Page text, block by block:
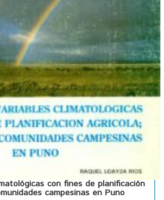
con fines de planificación
campesinas en Puno